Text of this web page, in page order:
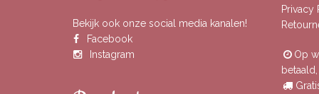
Bekijk ook onze social media kanalen!
Facebook
Instagram
Privacy
Op